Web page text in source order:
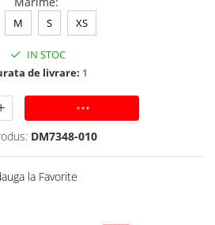
M S XS
IN STOC
de livrare: 1
ADAUGA IN COS
DM7348-010
la Favorite